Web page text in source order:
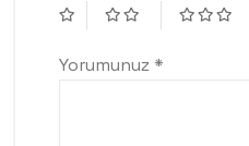
Yorumunuz *